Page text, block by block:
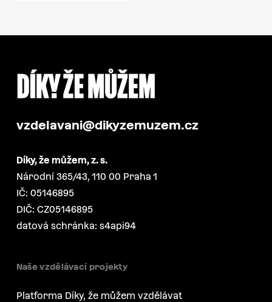
vzdelavani@dikyzemuzem.cz
Díky, že můžem, z. s.
Národní 365/43, 110 00 Praha 1
IČ: 05146895
DIČ: CZ05146895
datová schránka: s4api94
Naše vzdělávací projekty
Platforma Díky, že můžem vzdělávat